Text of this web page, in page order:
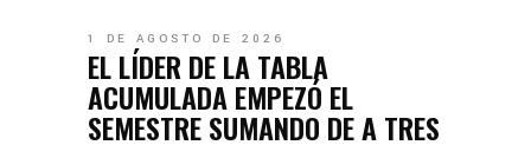
1 DE AGOSTO DE 2026
EL LÍDER DE LA TABLA
ACUMULADA EMPEZÓ EL
SEMESTRE SUMANDO DE A TRES